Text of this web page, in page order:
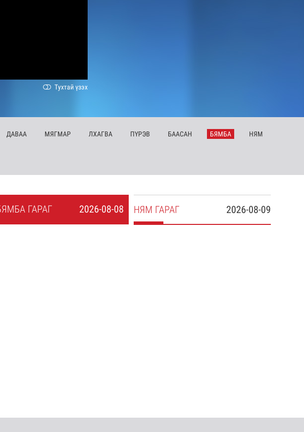
Тухтай үзэх
ДАВАА МЯГМАР ЛХАГВА ПҮРЭВ БААСАН БЯМБА НЯМ
2026-08-08
МБА ГАРАГ 2026-08-09
НЯМ ГАРАГ